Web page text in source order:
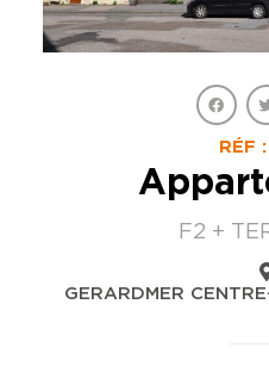
RÉF
F2 +
GERARDMER